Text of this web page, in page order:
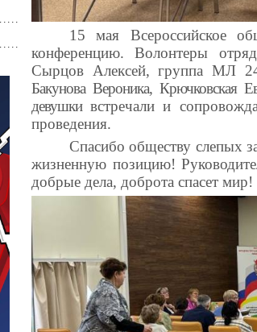
15 мая Всероссийское
конференцию. Волонтеры
Сырцов Алексей, группа МЛ
Бакунова Вероника,
девушки встречали и
проведения.
Спасибо обществу слепых
жизненную позицию!
добрые дела, доброта спасет мир!